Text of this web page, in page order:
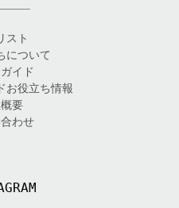
スト
について
イド
お役立ち情報
要
わせ